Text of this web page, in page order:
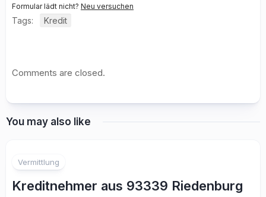
Formular lädt nicht? Neu versuchen
Tags: Kredit
Comments are closed.
You may also like
Vermittlung
Kreditnehmer aus 93339 Riedenburg